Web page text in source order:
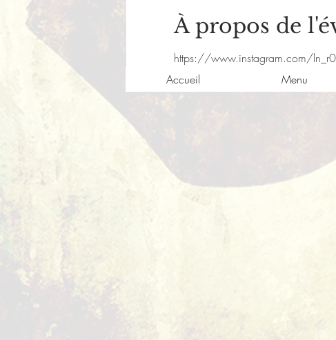
À propos de
https://www.instagram.com/
Accueil
Menu